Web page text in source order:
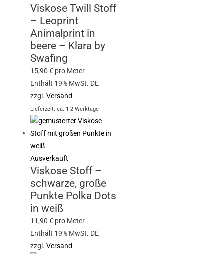
Viskose Twill Stoff
– Leoprint
Animalprint in
beere – Klara by
Swafing
15,90€ pro Meter
Enthält 19% MwSt. DE
zzgl.Versand
Lieferzeit: ca. 1-2 Werktage
Ausverkauft
Viskose Stoff –
schwarze, große
Punkte Polka Dots
in weiß
11,90€ pro Meter
Enthält 19% MwSt. DE
zzgl.Versand